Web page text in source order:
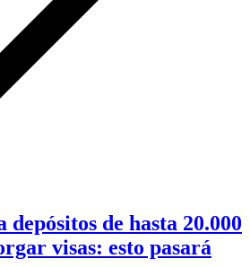
de hasta 20.000
visas: esto pasará